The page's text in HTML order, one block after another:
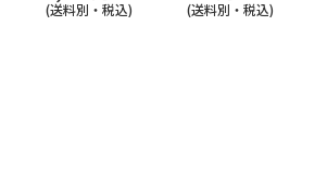
(送料別・税込) (送料別・税込)